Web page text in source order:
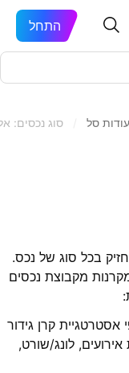
התחל
סל סוג נכסים:
בכל סוג של נכס.
מקבוצת נכסים
קרן גידור
לונג/שורט,